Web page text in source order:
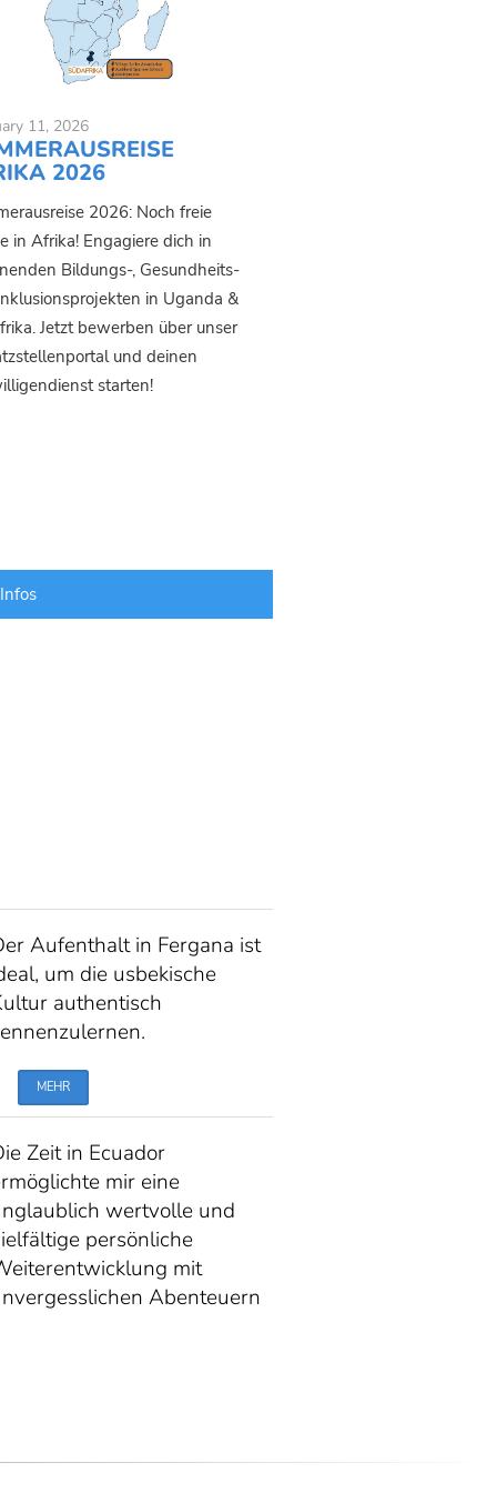
11, 2026
2026
2026: Noch freie
in Afrika! Engagiere dich in
Bildungs-, Gesundheits-
in Uganda &
Jetzt bewerben über unser
und deinen
starten!
Aufenthalt in Fergana ist
um die usbekische
authentisch
MEHR
Zeit in Ecuador
mir eine
wertvolle und
persönliche
mit
Abenteuern